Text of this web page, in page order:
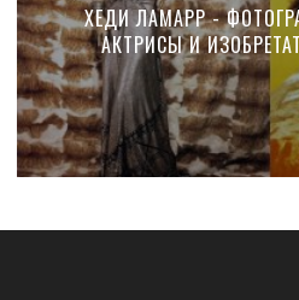
ХЕДИ ЛАМАРР -
АКТРИСЫ И